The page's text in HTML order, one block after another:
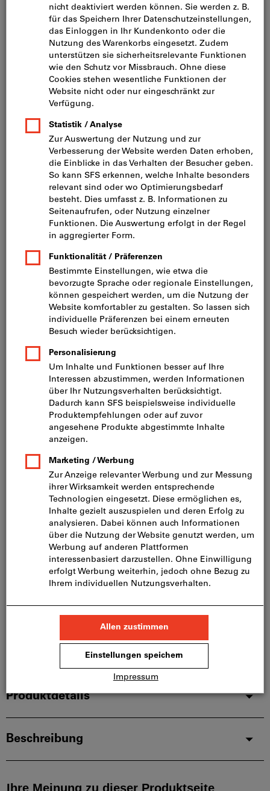
Bild zum Vergrößern anklicken
Preis pro 1 Stück
inkl. MwSt. zzgl. Versandkosten
Netto: CHF 93.40
Mindestbestellmenge: 5 Stück
Bestellschritt: 5 Stück
In den Warenkorb
Lieferung in 3 - 4 Arbeitstagen
Bitte beachten Sie die Lieferzeit und eingeschränkte
Beratung:
Diesen Artikel bestellen wir für Sie direkt beim
Infos
Artikel merken Artikel teilen
Produktdetails
Beschreibung